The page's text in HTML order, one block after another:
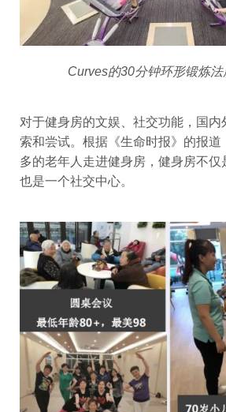
Curves的30分钟环形锻炼
对于健身房的文娱、社交功能，国内
索和尝试。根据《生命时报》的报道
多的老年人走进健身房，健身房不仅
也是一个社交中心。